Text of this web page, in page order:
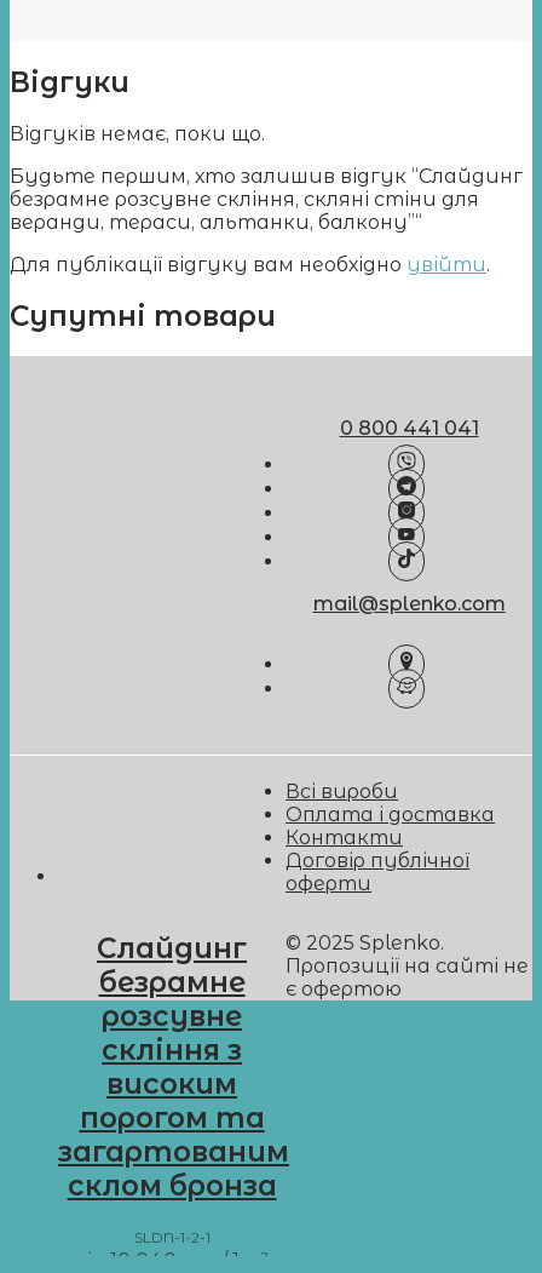
Відгуки
Відгуків немає, поки що.
Будьте першим, хто залишив відгук “Слайдинг
безрамне розсувне скління, скляні стіни для
веранди, тераси, альтанки, балкону”“
Для публікації відгуку вам необхідно увійти.
Супутні товари
Слайдинг
безрамне
розсувне
скління з
високим
порогом та
загартованим
склом бронза
SLDN-1-2-1
від10 040
/ 1 м²
0 800 441 041
mail@splenko.com
Всі вироби
Оплата і доставка
Контакти
Договір публічної
оферти
© 2025 Splenko.
Пропозиції на сайті не
є офертою